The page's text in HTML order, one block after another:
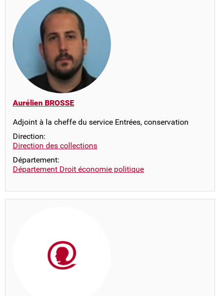
Aurélien BROSSE
Adjoint à la cheffe du service Entrées, conservation
Direction:
Direction des collections
Département:
Département Droit économie politique